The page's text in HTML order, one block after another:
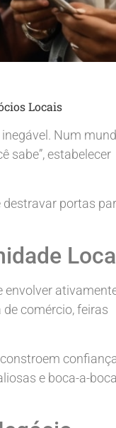
Locais
Num
sabe”, estabelecer
portas
envolver
comércio, feiras
e boca-a-boca